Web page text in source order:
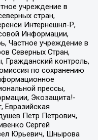
учреждение в
стран,
Интернешнл-Р,
Информации,
Частное учреждение в
Северных Стран,
контроль,
по сохранению
прессы,
Экозащита!-
Евразийская
Петр Петрович,
Сергей
Юрьевич, Шнырова